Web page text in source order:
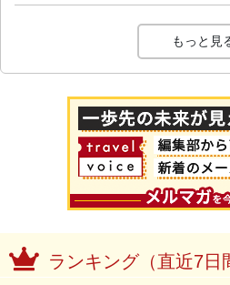
もっと見
ランキング（直近7日